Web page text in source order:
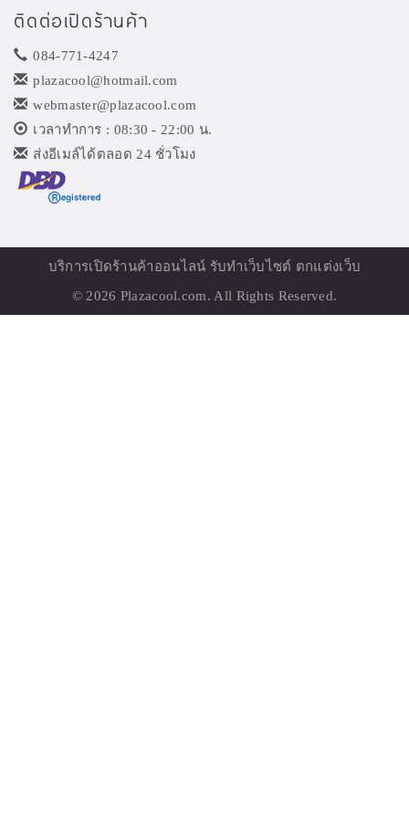
ติดต่อเปิดร้านค้า
084-771-4247
plazacool@hotmail.com
webmaster@plazacool.com
เวลาทำการ : 08:30 - 22:00 น.
ส่งอีเมล์ได้ตลอด 24 ชั่วโมง
บริการเปิดร้านค้าออนไลน์ รับทำเว็บไซต์ ตกแต่งเว็บ
© 2026 Plazacool.com. All Rights Reserved.